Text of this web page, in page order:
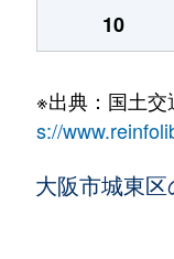
10
※出典：国土
s://
大阪市城東